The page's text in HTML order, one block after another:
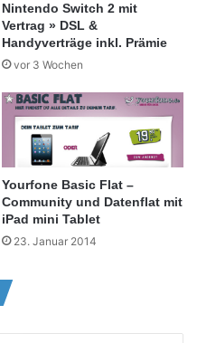
Nintendo Switch 2 mit
Vertrag » DSL &
Handyverträge inkl. Prämie
vor 3 Wochen
Yourfone Basic Flat –
Community und Datenflat mit
iPad mini Tablet
23. Januar 2014